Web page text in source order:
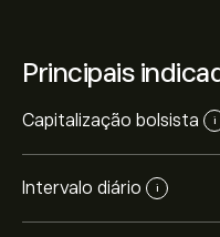
Principais
Capitalização bolsista i
Intervalo diário i